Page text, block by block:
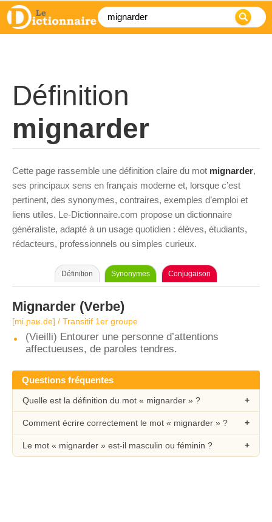
Définition
mignarder
Cette page rassemble une définition claire du mot mignarder,
ses principaux sens en français moderne et, lorsque c’est
pertinent, des synonymes, contraires, exemples d’emploi et
liens utiles. Le-Dictionnaire.com propose un dictionnaire
généraliste, adapté à un usage quotidien : élèves, étudiants,
rédacteurs, professionnels ou simples curieux.
Définition Synonymes Conjugaison
Mignarder (Verbe)
[mi.ɲaʁ.de] / Transitif 1er groupe
(Vieilli) Entourer une personne d’attentions
affectueuses, de paroles tendres.
Questions fréquentes
Quelle est la définition du mot « mignarder » ?
Comment écrire correctement le mot « mignarder » ?
Le mot « mignarder » est-il masculin ou féminin ?